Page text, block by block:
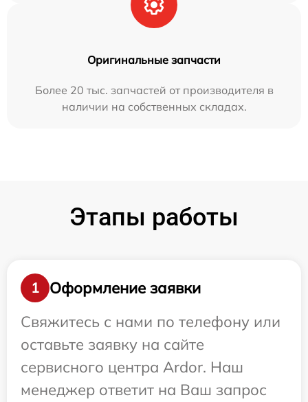
Оригинальные запчасти
Более 20 тыс. запчастей от производителя в
наличии на собственных складах.
Этапы работы
1
Оформление заявки
Свяжитесь с нами по телефону или
оставьте заявку на сайте
сервисного центра Ardor. Наш
менеджер ответит на Ваш запрос